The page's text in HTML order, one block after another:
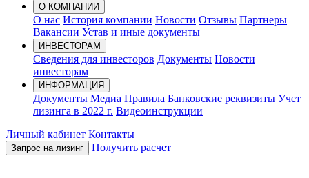
О КОМПАНИИ
О нас История компании Новости Отзывы Партнеры
Вакансии Устав и иные документы
ИНВЕСТОРАМ
Сведения для инвесторов Документы Новости
инвесторам
ИНФОРМАЦИЯ
Документы Медиа Правила Банковские реквизиты Учет
лизинга в 2022 г. Видеоинструкции
Личный кабинет Контакты
Запрос на лизинг Получить расчет